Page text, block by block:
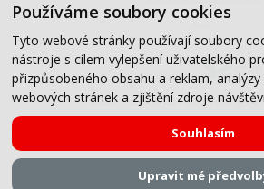
Používáme soubory cookies
Tyto webové stránky používají soubory
nástroje s cílem vylepšení uživatelského
přizpůsobeného obsahu a reklam,
webových stránek a zjištění zdroje
Souhlasím
Upravit mé
© 2019-2026, CB Auto, All Rights
VOP
Created by